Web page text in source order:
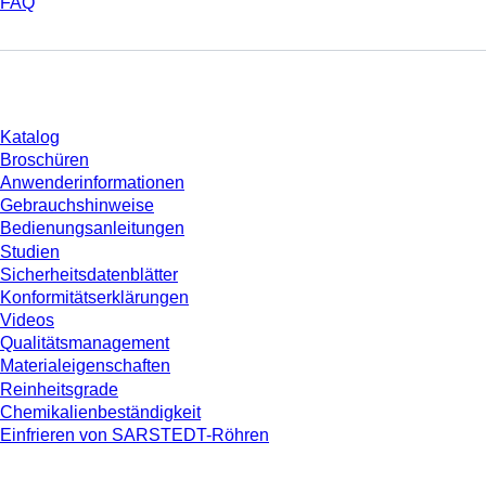
Katalog
Broschüren
Anwenderinformationen
Gebrauchshinweise
Bedienungsanleitungen
Studien
Sicherheitsdatenblätter
Konformitätserklärungen
Videos
Qualitätsmanagement
Materialeigenschaften
Reinheitsgrade
Chemikalienbeständigkeit
Einfrieren von SARSTEDT-Röhren